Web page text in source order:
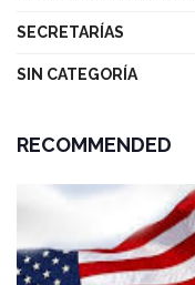
SECRETARÍAS
SIN CATEGORÍA
RECOMMENDED